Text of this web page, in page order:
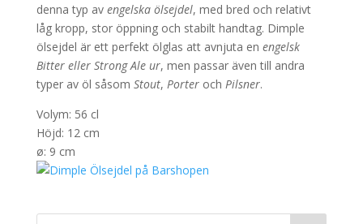
denna typ av engelska ölsejdel, med bred och relativt
låg kropp, stor öppning och stabilt handtag. Dimple
ölsejdel är ett perfekt ölglas att avnjuta en engelsk
Bitter eller Strong Ale ur, men passar även till andra
typer av öl såsom Stout, Porteroch Pilsner.
Volym: 56 cl
Höjd: 12 cm
ø: 9 cm